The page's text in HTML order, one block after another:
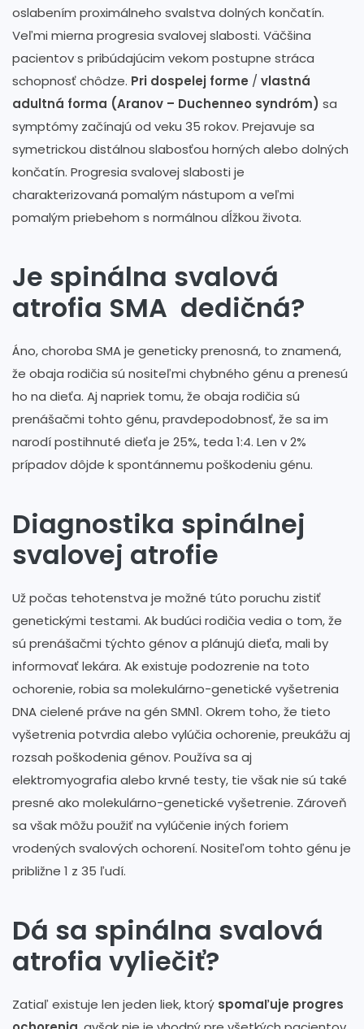
oslabením proximálneho svalstva dolných končatín.
Veľmi mierna progresia svalovej slabosti. Väčšina
pacientov s pribúdajúcim vekom postupne stráca
schopnosť chôdze. Pri dospelej forme / vlastná
adultná forma (Aranov – Duchenneo syndróm) sa
symptómy začínajú od veku 35 rokov. Prejavuje sa
symetrickou distálnou slabosťou horných alebo dolných
končatín. Progresia svalovej slabosti je
charakterizovaná pomalým nástupom a veľmi
pomalým priebehom s normálnou dĺžkou života.
Je spinálna svalová
atrofia SMA dedičná?
Áno, choroba SMA je geneticky prenosná, to znamená,
že obaja rodičia sú nositeľmi chybného génu a prenesú
ho na dieťa. Aj napriek tomu, že obaja rodičia sú
prenášačmi tohto génu, pravdepodobnosť, že sa im
narodí postihnuté dieťa je 25%, teda 1:4. Len v 2%
prípadov dôjde k spontánnemu poškodeniu génu.
Diagnostika spinálnej
svalovej atrofie
Už počas tehotenstva je možné túto poruchu zistiť
genetickými testami. Ak budúci rodičia vedia o tom, že
sú prenášačmi týchto génov a plánujú dieťa, mali by
informovať lekára. Ak existuje podozrenie na toto
ochorenie, robia sa molekulárno-genetické vyšetrenia
DNA cielené práve na gén SMN1. Okrem toho, že tieto
vyšetrenia potvrdia alebo vylúčia ochorenie, preukážu aj
rozsah poškodenia génov. Používa sa aj
elektromyografia alebo krvné testy, tie však nie sú také
presné ako molekulárno-genetické vyšetrenie. Zároveň
sa však môžu použiť na vylúčenie iných foriem
vrodených svalových ochorení. Nositeľom tohto génu je
približne 1 z 35 ľudí.
Dá sa spinálna svalová
atrofia vyliečiť?
Zatiaľ existuje len jeden liek, ktorý spomaľuje progres